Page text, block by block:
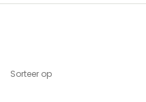
Sorteer op